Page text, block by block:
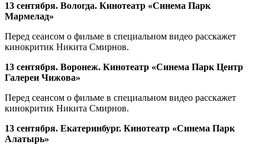
13 сентября. Вологда. Кинотеатр «Синема Парк
Мармелад»
Перед сеансом о фильме в специальном видео расскажет
кинокритик Никита Смирнов.
13 сентября. Воронеж. Кинотеатр «Синема Парк Центр
Галереи Чижова»
Перед сеансом о фильме в специальном видео расскажет
кинокритик Никита Смирнов.
13 сентября. Екатеринбург. Кинотеатр «Синема Парк
Алатырь»